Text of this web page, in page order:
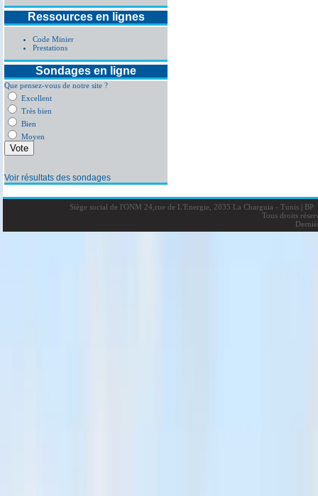
Ressources en lignes
Code Minier
Prestations
Sondages en ligne
Que pensez-vous de notre site ?
Excellent
Très bien
Bien
Moyen
Voir résultats des sondages
Siège social de l'ONM 24,rue de L'Energie, 2035 La Charguia - Tunis |BP:
Tous droits